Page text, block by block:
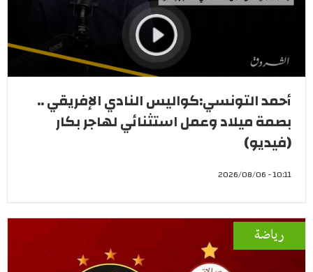
أحمد التونسي:كواليس النادي الإفريقي ..
بصمة ميلاد وعمل استثنائي لهاجر بكار
(فيديو)
10:11 - 2026/08/06
رياضة